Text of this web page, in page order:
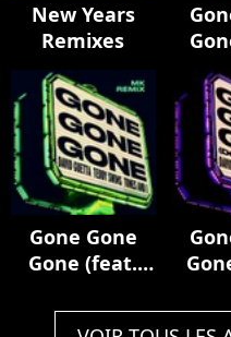
New Years
Remixes
Gone Gone
Gone (feat.
[MK Remix]